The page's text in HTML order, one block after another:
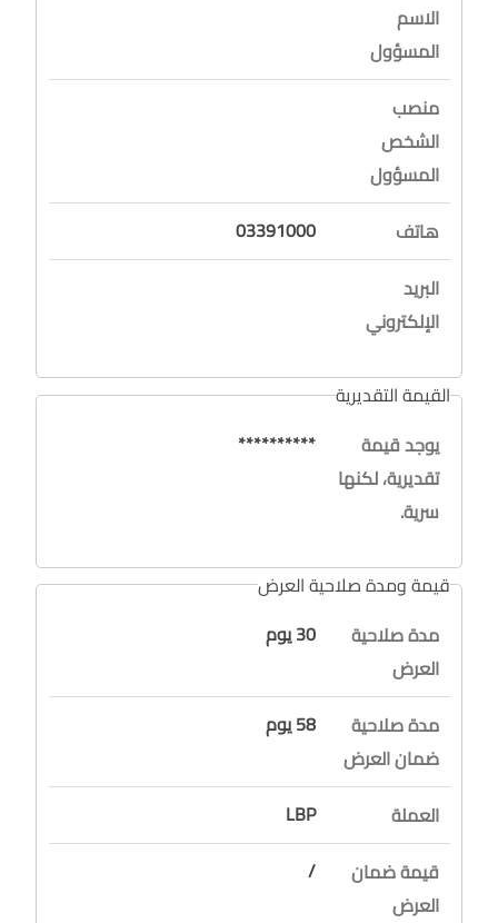
الاسم
المسؤول
منصب
الشخص
المسؤول
هاتف
03391000
البريد
الإلكتروني
القيمة التقديرية
يوجد قيمة
تقديرية، لكنها
سرية.
**********
قيمة ومدة صلاحية العرض
مدة صلاحية
العرض
30 يوم
مدة صلاحية
ضمان العرض
58 يوم
العملة
LBP
قيمة ضمان
العرض
/